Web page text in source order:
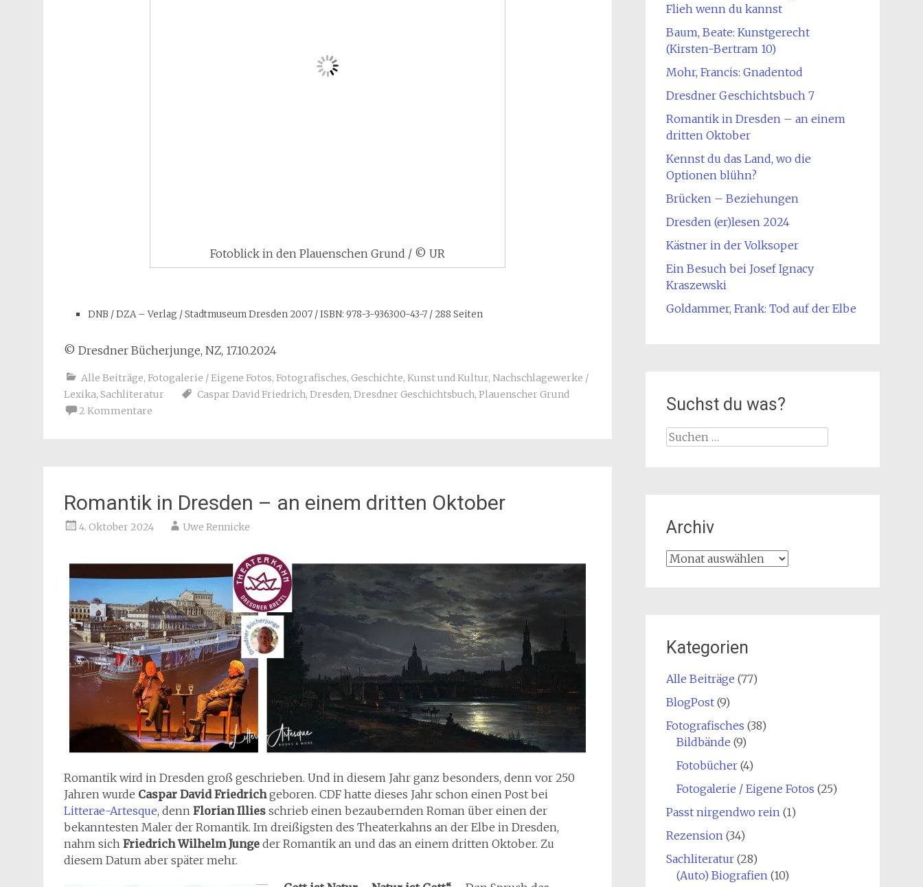
Romantik in Dresden – an einem dritten Oktober
4. Oktober 2024 Uwe Rennicke
Romantik wird in Dresden groß geschrieben. Und in diesem Jahr ganz besonders, denn vor 250
Jahren wurdeCaspar David Friedrichgeboren. CDF hatte dieses Jahr schon einen Post bei
Litterae-Artesque, dennFlorian Illies schrieb einen bezaubernden Roman über einen der
bekanntesten Maler der Romantik. Im dreißigsten des Theaterkahns an der Elbe in Dresden,
nahm sich
Friedrich Wilhelm Junge
der Romantik an und das an einem dritten Oktober. Zu
diesem Datum aber später mehr.
„Gott ist Natur – Natur ist Gott“
– Den Spruch des
Baruch von Spinoza(1632 – 1677) stellt Junge voran, es
sind nicht nur die Bilder des Malers, die in den Ansichten
desPhilosophenwiederzufinden sind. Das „Tetschener
Kreuz“, für Aufruhr sorgend, seht in dieser Tradition. Ein
Altarbild und der Jesus schaut nicht ins Angesicht der
Gemeinde…
das 86jährige schauspielernde Urgestein, dessen Name so
Flieh wenn du kannst
Baum, Beate: Kunstgerecht
(Kirsten-Bertram 10)
Mohr, Francis: Gnadentod
Dresdner Geschichtsbuch 7
Romantik in Dresden – an einem
dritten Oktober
Kennst du das Land, wo die
Optionen blühn?
Brücken – Beziehungen
Dresden (er)lesen 2024
Kästner in der Volksoper
Ein Besuch bei Josef Ignacy
Kraszewski
Goldammer, Frank: Tod auf der Elbe
Suchst du was?
Suche
nach:
Archiv
Archiv
Kategorien
Alle Beiträge (77)
BlogPost(9)
Fotografisches (38)
Bildbände (9)
Fotobücher(4)
Fotogalerie / Eigene Fotos (25)
Passt nirgendwo rein (1)
Rezension (34)
Sachliteratur(28)
(Auto) Biografien (10)